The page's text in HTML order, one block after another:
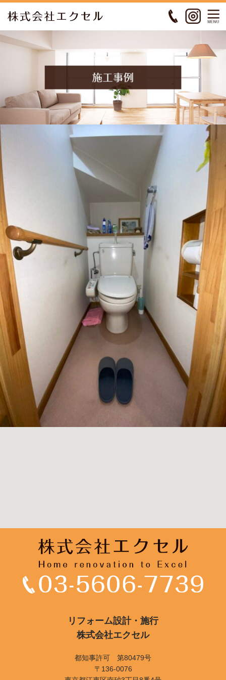
リフォーム設計・施行
株式会社エクセル
都知事許可 第80479号
〒136-0076